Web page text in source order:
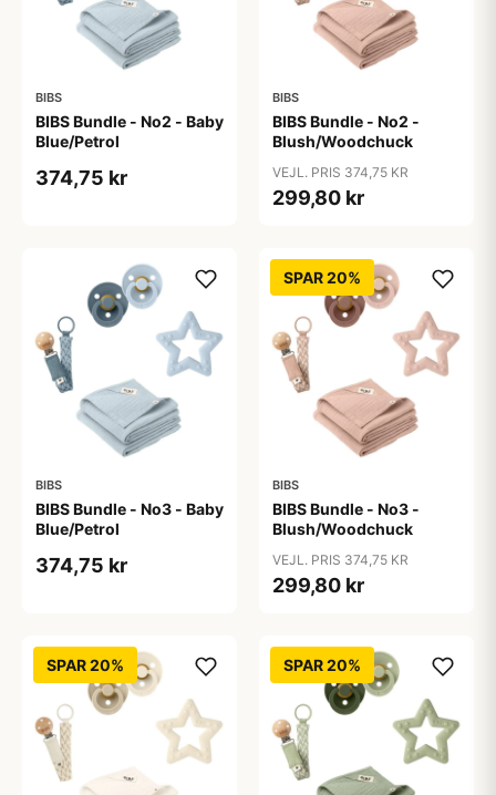
BIBS
BIBS Bundle - No2 - Baby
Blue/Petrol
374,75 kr
BIBS
BIBS Bundle - No2 -
Blush/Woodchuck
VEJL. PRIS 374,75 KR
299,80 kr
BIBS
BIBS Bundle - No3 - Baby
Blue/Petrol
374,75 kr
SPAR 20%
BIBS
BIBS Bundle - No3 -
Blush/Woodchuck
VEJL. PRIS 374,75 KR
299,80 kr
SPAR 20% SPAR 20%